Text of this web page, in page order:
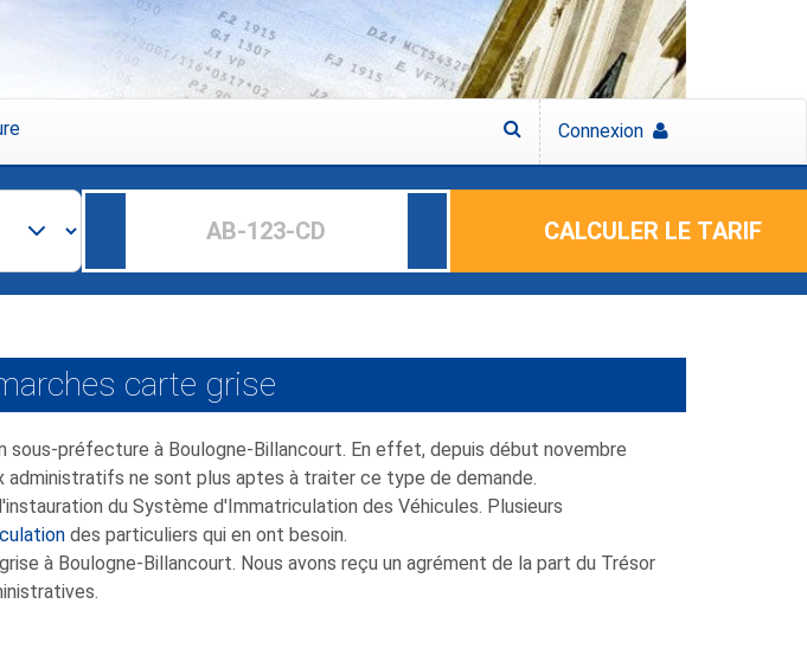
Connexion
CALCULER LE TARIF
carte grise
préfecture à Boulogne-Billancourt. En effet, depuis début novembre
ne sont plus aptes à traiter ce type de demande.
du Système d'Immatriculation des Véhicules. Plusieurs
des particuliers qui en ont besoin.
à Boulogne-Billancourt. Nous avons reçu un agrément de la part du Trésor